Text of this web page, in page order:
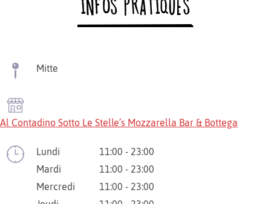
INFOS PRATIQUES
Mitte
Al Contadino Sotto Le Stelle’s Mozzarella Bar & Bottega
Lundi
11:00 - 23:00
Mardi
11:00 - 23:00
Mercredi
11:00 - 23:00